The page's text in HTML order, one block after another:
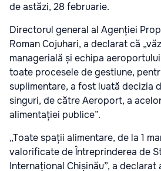
de astăzi, 28 februarie.
Directorul general al Agenției
Roman Cojuhari, a declarat că
managerială și echipa
toate procesele de gestiune,
suplimentare, a fost luată decizia
singuri, de către Aeroport, a
alimentației publice”.
„Toate spații alimentare, de la 1
valorificate de Întreprinderea de
Internațional Chișinău”, a